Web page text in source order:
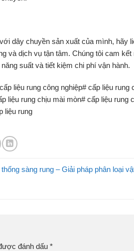
với dây chuyền sản xuất của mình, hãy
và dịch vụ tận tâm. Chúng tôi cam kết
năng suất và tiết kiệm chi phí vận hành.
liệu rung công nghiệp# cấp liệu rung
liệu rung chịu mài mòn# cấp liệu rung
liệu rung
thống sàng rung – Giải pháp phân loại
đánh dấu *